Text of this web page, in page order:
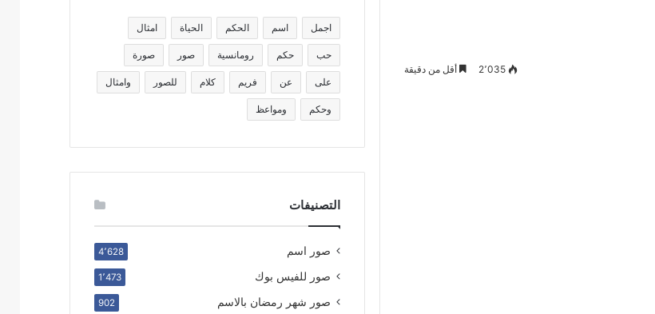
2٬035 أقل من دقيقة
اجمل اسم الحكم الحياة امثال
حب حكم رومانسية صور صورة
على عن فريم كلام للصور وامثال
وحكم ومواعظ
التصنيفات
صور اسم 4٬628
صور للفيس بوك 1٬473
صور شهر رمضان بالاسم 902